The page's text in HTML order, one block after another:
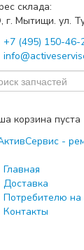
склада:
г. Мытищи. ул.
+7 (495) 150-46-
корзина пуста
Главная
Доставка
Потребителю на
Контакты